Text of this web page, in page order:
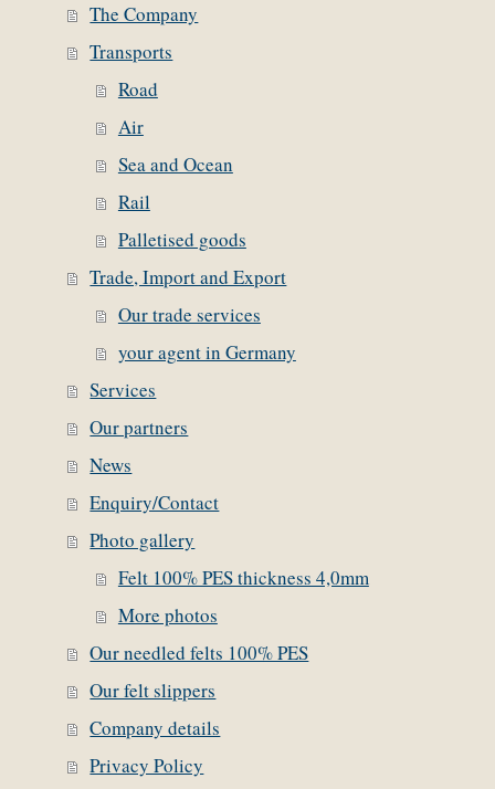
The Company
Transports
Road
Air
Sea and Ocean
Rail
Palletised goods
Trade, Import and Export
Our trade services
your agent in Germany
Services
Our partners
News
Enquiry/Contact
Photo gallery
Felt 100% PES thickness 4,0mm
More photos
Our needled felts 100% PES
Our felt slippers
Company details
Privacy Policy